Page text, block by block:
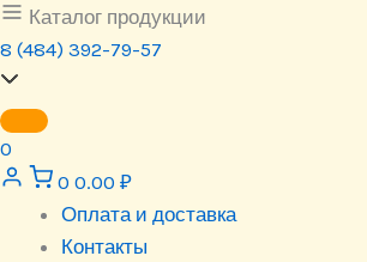
Перейти
к
содержимому
Каталог продукции
8 (484) 392-79-57
0
0 0.00 ₽
Оплата и доставка
Контакты